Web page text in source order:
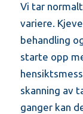
Vi tar
variere.
behandling
starte opp
skanning av
ganger kan